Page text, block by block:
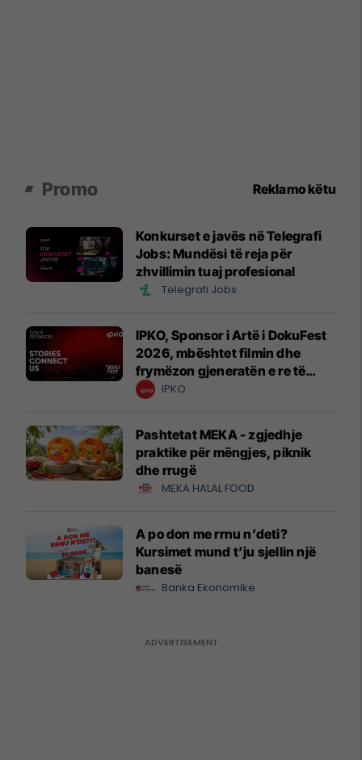
Promo Reklamo këtu
Konkurset e javës në Telegrafi
Jobs: Mundësi të reja për
zhvillimin tuaj profesional
Telegrafi Jobs
IPKO, Sponsor i Artë i DokuFest
2026, mbështet filmin dhe
frymëzon gjeneratën e re të
krijuesve
IPKO
Pashtetat MEKA - zgjedhje
praktike për mëngjes, piknik
dhe rrugë
MEKA HALAL FOOD
A po don me rrnu n’deti?
Kursimet mund t’ju sjellin një
banesë
Banka Ekonomike